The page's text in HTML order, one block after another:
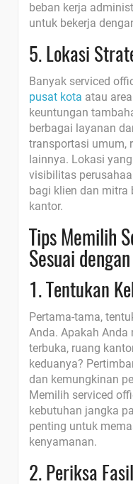
beban kerja
untuk bekerja
5. Lokasi
Banyak serviced
pusat kota atau
keuntungan
berbagai layanan
transportasi umum,
lainnya. Lokasi
visibilitas
bagi klien dan
kantor.
Tips Memilih
Sesuai
1. Tentukan
Pertama-tama,
Anda. Apakah Anda
terbuka, ruang
keduanya?
dan kemungkinan
Memilih serviced
kebutuhan jangka
penting untuk
kenyamanan.
2. Periksa